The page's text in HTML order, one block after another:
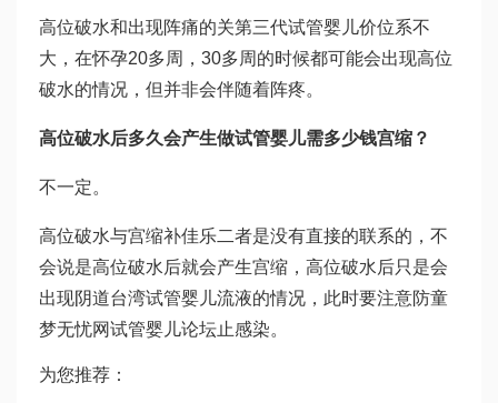
高位破水和出现阵痛的关第三代试管婴儿价位系不
大，在怀孕20多周，30多周的时候都可能会出现高位
破水的情况，但并非会伴随着阵疼。
高位破水后多久会产生做试管婴儿需多少钱宫缩？
不一定。
高位破水与宫缩补佳乐二者是没有直接的联系的，不
会说是高位破水后就会产生宫缩，高位破水后只是会
出现阴道台湾试管婴儿流液的情况，此时要注意防童
梦无忧网试管婴儿论坛止感染。
为您推荐：